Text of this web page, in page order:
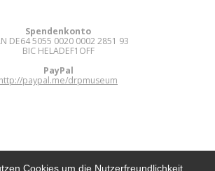
Cookies um die Nutzerfreundlichkeit
Spendenkonto
DE64 5055 0020 0002 2851 93
BIC HELADEF1OFF
PayPal
http://paypal.me/drpmuseum